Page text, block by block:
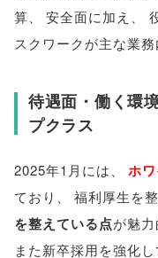
算
安全面に加え
スクワークが主な業
待遇面・働く環
プクラス
2025年1月には ホ
ており
福利厚生を
を整えている点が魅
また新卒採用を強化